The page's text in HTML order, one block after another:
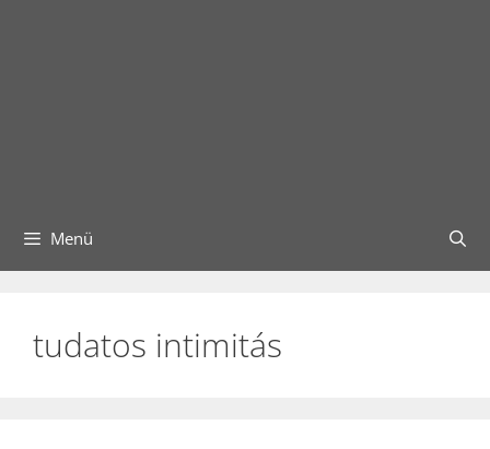
Menü
tudatos intimitás